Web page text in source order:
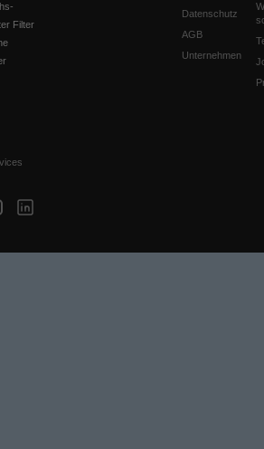
Filter
Datenschutz
AGB
Unternehmen